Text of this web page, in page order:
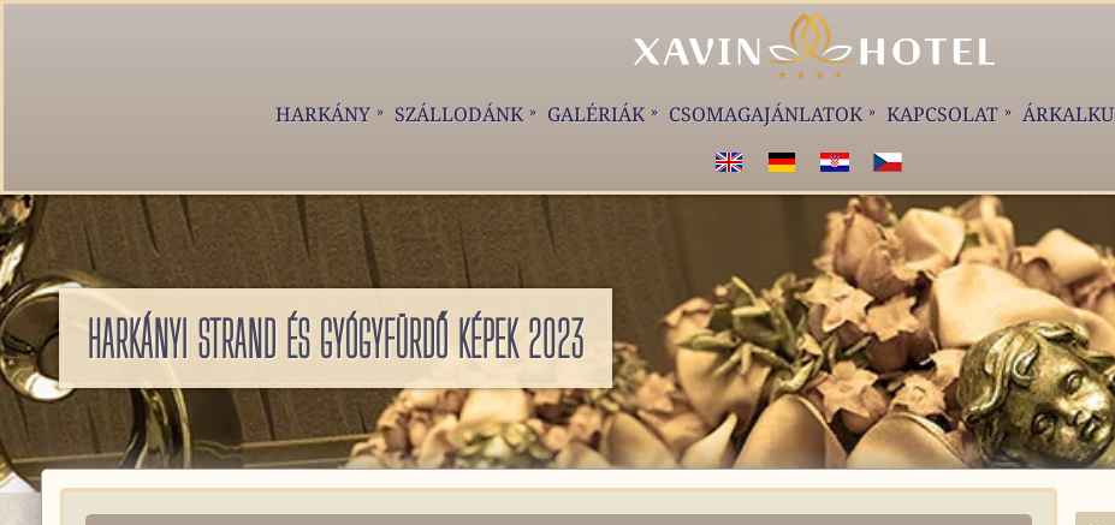
HARKÁNY SZÁLLODÁNK GALÉRIÁK CSOMAGAJÁNLATOK KAPCSOLAT
WELCOME!WILKOMMEN!
DOBRODOŠLI!
HARKÁNYI STRAND ÉS GYÓGYFÜRDŐ KÉPEK 2023